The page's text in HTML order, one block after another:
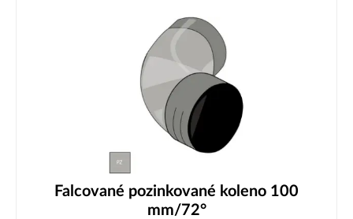
Falcované pozinkované koleno 100
mm/72°